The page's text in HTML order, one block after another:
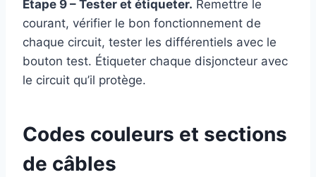
Étape 9 – Tester et étiqueter. Remettre le
courant, vérifier le bon fonctionnement de
chaque circuit, tester les différentiels avec le
bouton test. Étiqueter chaque disjoncteur avec
le circuit qu’il protège.
Codes couleurs et sections
de câbles